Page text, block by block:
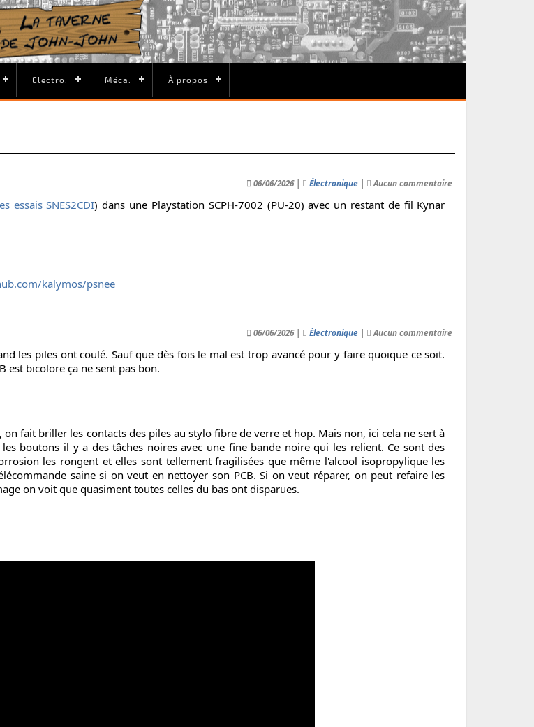
Electro. Méca. À propos
06/06/2026 | Électronique | Aucun commentaire
essais SNES2CDI) dans une Playstation SCPH-7002 (PU-20) avec un restant de fil Kynar
kalymos/psnee
06/06/2026 | Électronique | Aucun commentaire
les piles ont coulé. Sauf que dès fois le mal est trop avancé pour y faire quoique ce soit.
est bicolore ça ne sent pas bon.
fait briller les contacts des piles au stylo fibre de verre et hop. Mais non, ici cela ne sert à
boutons il y a des tâches noires avec une fine bande noire qui les relient. Ce sont des
les rongent et elles sont tellement fragilisées que même l'alcool isopropylique les
saine si on veut en nettoyer son PCB. Si on veut réparer, on peut refaire les
on voit que quasiment toutes celles du bas ont disparues.